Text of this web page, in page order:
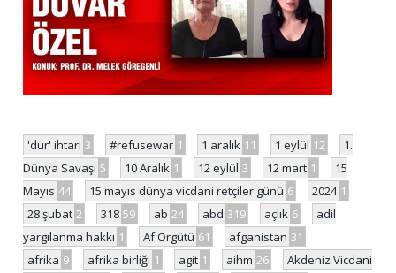
'dur' ihtarı 3 #refusewar 1 1 aralık 11 1 eylül 12
1.
Dünya Savaşı 5 10 Aralık 1 12 eylül 3 12 mart 1
15
Mayıs 44 15 mayıs dünya vicdani retçiler günü 6 2024 1
28 şubat 2 318 59 ab 24 abd 319 açlık 6
adil
yargılanma hakkı 1 Af Örgütü 61 afganistan 31
afrika 9 afrika birliği 1 agit 1 aihm 26
Akdeniz Vicdani